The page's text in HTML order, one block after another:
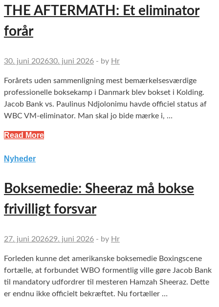
THE AFTERMATH: Et eliminator
forår
30. juni 202630. juni 2026 - by Hr
Forårets uden sammenligning mest bemærkelsesværdige
professionelle boksekamp i Danmark blev bokset i Kolding.
Jacob Bank vs. Paulinus Ndjolonimu havde officiel status af
WBC VM-eliminator. Man skal jo bide mærke i, …
Read More
Nyheder
Boksemedie: Sheeraz må bokse
frivilligt forsvar
27. juni 202629. juni 2026 - by Hr
Forleden kunne det amerikanske boksemedie Boxingscene
fortælle, at forbundet WBO formentlig ville gøre Jacob Bank
til mandatory udfordrer til mesteren Hamzah Sheeraz. Dette
er endnu ikke officielt bekræftet. Nu fortæller …